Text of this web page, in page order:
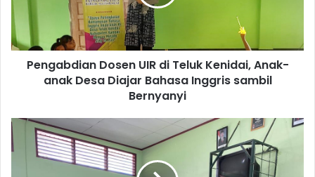
Pengabdian Dosen UIR di Teluk Kenidai, Anak-
anak Desa Diajar Bahasa Inggris sambil
Bernyanyi